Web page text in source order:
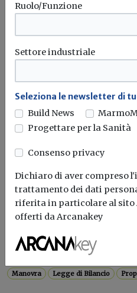
VIII Giornata
nuova mappatura
sismico ed efficienza
Il rischio sismico costa
Lombardia, Piemonte e...
Sisma Sismicità
Nullità della
proprietà
norma nella
L’atto unilaterale di rinuncia
l’acquisto a titolo originario
Manovra Legge di Bilancio
Ruolo/Funzione
Settore industriale
Seleziona le newsletter di
Build News
Progettare per la Sanità
Consenso privacy
Dichiaro di aver compreso
trattamento dei dati
riferita in particolare al sito
offerti da Arcanakey